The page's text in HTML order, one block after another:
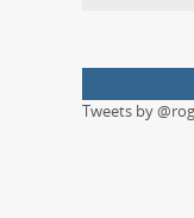
Tweets by